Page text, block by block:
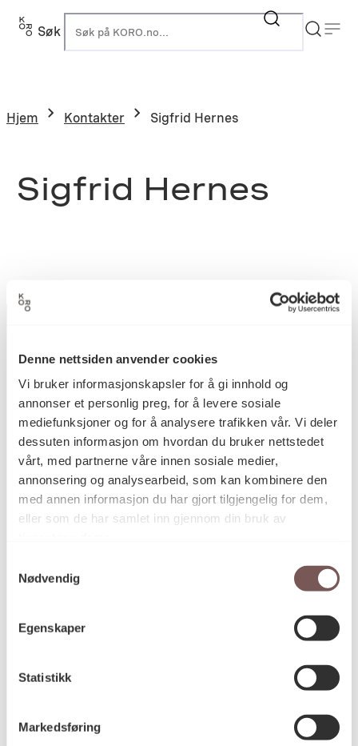
Denne nettsiden anvender cookies
Vi bruker informasjonskapsler for å gi innhold og
annonser et personlig preg, for å levere sosiale
mediefunksjoner og for å analysere trafikken vår. Vi deler
dessuten informasjon om hvordan du bruker nettstedet
vårt, med partnerne våre innen sosiale medier,
annonsering og analysearbeid, som kan kombinere den
med annen informasjon du har gjort tilgjengelig for dem,
eller som de har samlet inn gjennom din bruk av
Nødvendig
Egenskaper
Statistikk
Markedsføring
Søk
Hjem Kontakter Sigfrid Hernes
Sigfrid Hernes
Postadresse
Postboks 6994
St. Olavs plass
0130 Oslo
post@koro.no
Besøksadresse
Victoria Terrasse 11
0251 Oslo